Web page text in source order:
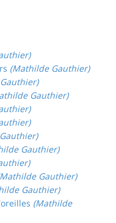
(Mathilde Gauthier)
Gauthier)
Gauthier)
Gauthier)
Gauthier)
(Mathilde